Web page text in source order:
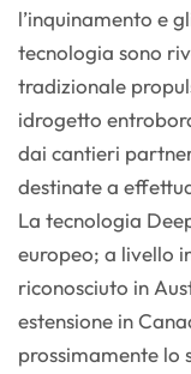
l’inquinamento e
tecnologia sono
tradizionale
idrogetto
dai cantieri
destinate a
La tecnologia
europeo; a livello
riconosciuto in
estensione in
prossimamente lo